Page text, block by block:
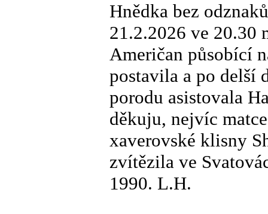
Hnědka bez
21.2.2026 ve 20.30
Američan působící
postavila a po delší
porodu asistovala
děkuju, nejvíc
xaverovské klisny
zvítězila ve
1990. L.H.